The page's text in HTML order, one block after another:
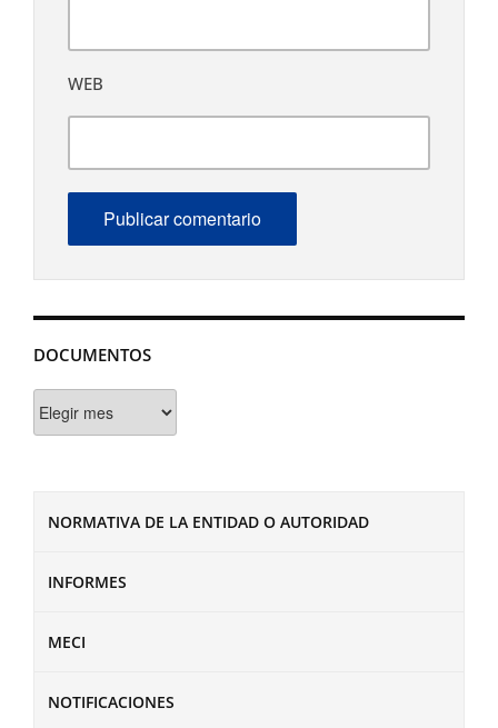
DOCUMENTOS
NORMATIVA DE LA ENTIDAD O AUTORIDAD
INFORMES
MECI
NOTIFICACIONES
WEB